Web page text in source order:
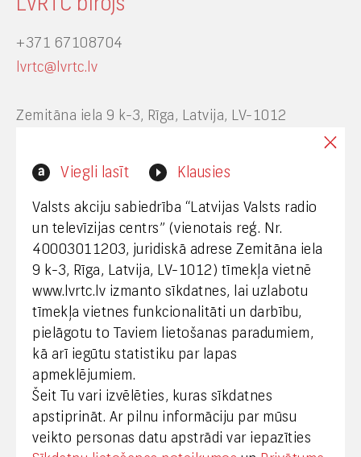
Viegli lasīt Klausies
Valsts akciju sabiedrība “Latvijas Valsts radio
un televīzijas centrs” (vienotais reģ. Nr.
40003011203, juridiskā adrese Zemitāna iela
9 k-3, Rīga, Latvija, LV-1012) tīmekļa vietnē
www.lvrtc.lv izmanto sīkdatnes, lai uzlabotu
tīmekļa vietnes funkcionalitāti un darbību,
pielāgotu to Taviem lietošanas paradumiem,
kā arī iegūtu statistiku par lapas
apmeklējumiem.
Šeit Tu vari izvēlēties, kuras sīkdatnes
apstiprināt. Ar pilnu informāciju par mūsu
veikto personas datu apstrādi var iepazīties
+371 67108704
lvrtc@lvrtc.lv
Zemitāna iela 9 k-3, Rīga, Latvija, LV-1012
Interneta vietnes www.lvrtc.lv administrators:
Klientu apkalpošana
+371 67108787
Medijiem
+371 29665001
vineta.sprugaine@lvrtc.lv